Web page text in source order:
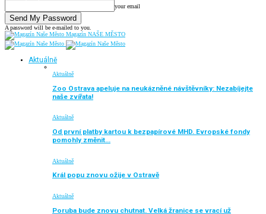
your email
A password will be e-mailed to you.
Magazín NAŠE MĚSTO
Aktuálně
Aktuálně
Zoo Ostrava apeluje na neukázněné návštěvníky: Nezabíjejte
naše zvířata!
Aktuálně
Od první platby kartou k bezpapírové MHD. Evropské fondy
pomohly změnit…
Aktuálně
Král popu znovu ožije v Ostravě
Aktuálně
Poruba bude znovu chutnat. Velká žranice se vrací už